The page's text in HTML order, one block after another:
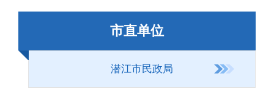
市直单位
潜江市民政局